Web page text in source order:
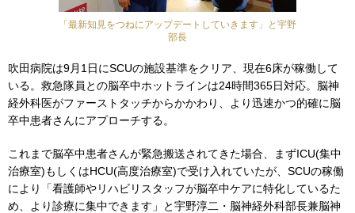
「最新知見をつねにアップデートしていきます」と宇野
部長
吹田病院は9月1日にSCUの施設基準をクリア、現在6床が稼働して
いる。救急隊員との脳卒中ホットラインは24時間365日対応。脳神
経外科医がファーストタッチからかかわり、より迅速かつ的確に脳
卒中患者さんにアプローチする。
これまで脳卒中患者さんが緊急搬送されてきた場合、まずICU(集中
治療室)もしくはHCU(高度治療室)で受け入れていたが、SCUの稼働
により「看護師やリハビリスタッフが脳卒中ケアに特化しているた
め、より診療に集中できます」と宇野淳二・脳神経外科部長兼脳神